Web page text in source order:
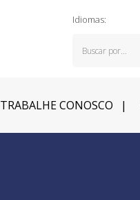
Idiomas:
TRABALHE CONOSCO